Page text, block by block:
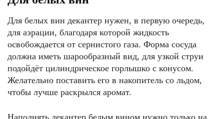
Для белых вин декантер нужен, в первую очередь,
для аэрации, благодаря которой жидкость
освобождается от сернистого газа. Форма сосуда
должна иметь шарообразный вид, для узкой струи
подойдёт цилиндрическое горлышко с конусом.
Желательно поставить его в накопитель со льдом,
чтобы лучше раскрылся аромат.
Наполнять декантер белым вином нужно только на